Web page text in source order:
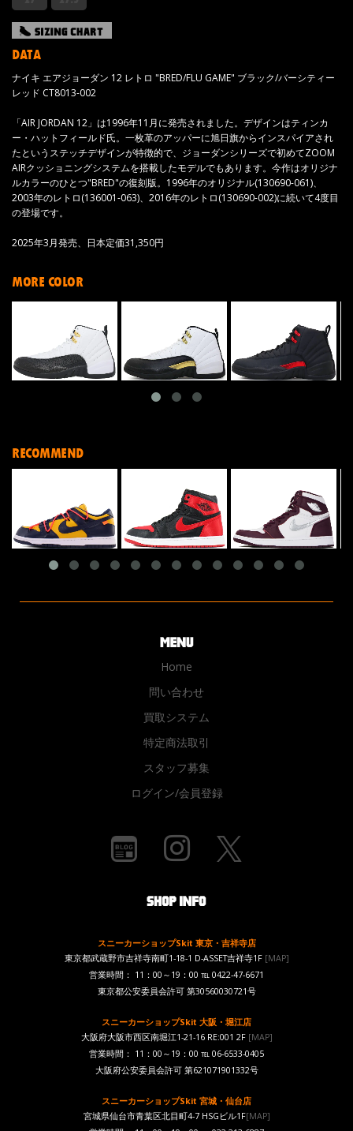
DATA
ナイキ エアジョーダン 12 レトロ "BRED/FLU GAME" ブラック/バーシティー
レッド CT8013-002
「AIR JORDAN 12」は1996年11月に発売されました。デザインはティンカ
ー・ハットフィールド氏。一枚革のアッパーに旭日旗からインスパイアされ
たというステッチデザインが特徴的で、ジョーダンシリーズで初めてZOOM
AIRクッショニングシステムを搭載したモデルでもあります。今作はオリジナ
ルカラーのひとつ"BRED"の復刻版。1996年のオリジナル(130690-061)、
2003年のレトロ(136001-063)、2016年のレトロ(130690-002)に続いて4度目
の登場です。
2025年3月発売、日本定価31,350円
MORE COLOR
RECOMMEND
Home
問い合わせ
買取システム
特定商法取引
スタッフ募集
ログイン/会員登録
スニーカーショップSkit 東京・吉祥寺店
東京都武蔵野市吉祥寺南町1-18-1 D-ASSET吉祥寺1F [MAP]
営業時間： 11：00～19：00 ℡ 0422-47-6671
東京都公安委員会許可 第30560030721号
スニーカーショップSkit 大阪・堀江店
大阪府大阪市西区南堀江1-21-16 RE:001 2F[MAP]
営業時間： 11：00～19：00 ℡ 06-6533-0405
大阪府公安委員会許可 第621071901332号
スニーカーショップSkit 宮城・仙台店
宮城県仙台市青葉区北目町4-7 HSGビル1F[MAP]